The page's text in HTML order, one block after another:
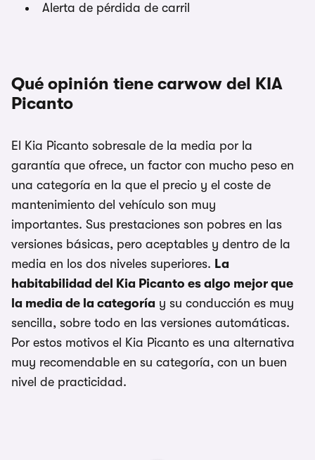
Alerta de pérdida de carril
Qué opinión tiene carwow del KIA
Picanto
El Kia Picanto sobresale de la media por la
garantía que ofrece, un factor con mucho peso en
una categoría en la que el precio y el coste de
mantenimiento del vehículo son muy
importantes. Sus prestaciones son pobres en las
versiones básicas, pero aceptables y dentro de la
media en los dos niveles superiores. La
habitabilidad del Kia Picanto es algo mejor que
la media de la categoría y su conducción es muy
sencilla, sobre todo en las versiones automáticas.
Por estos motivos el Kia Picanto es una alternativa
muy recomendable en su categoría, con un buen
nivel de practicidad.